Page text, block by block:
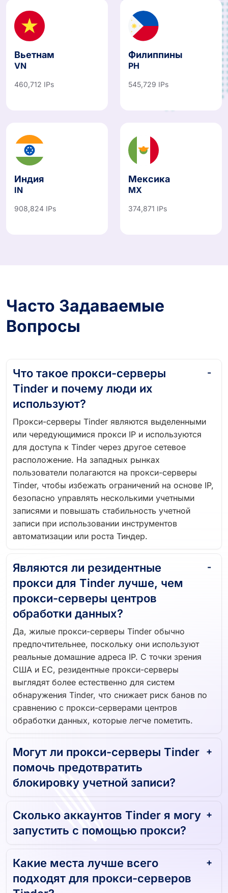
Вьетнам
VN
460,712 IPs
Филиппины
PH
545,729 IPs
Индия
IN
908,824 IPs
Мексика
MX
374,871 IPs
Часто Задаваемые
Вопросы
Что такое прокси-серверы
Tinder и почему люди их
используют?
Прокси-серверы Tinder являются выделенными
или чередующимися прокси IP и используются
для доступа к Tinder через другое сетевое
расположение. На западных рынках
пользователи полагаются на прокси-серверы
Tinder, чтобы избежать ограничений на основе IP,
безопасно управлять несколькими учетными
записями и повышать стабильность учетной
записи при использовании инструментов
автоматизации или роста Тиндер.
Являются ли резидентные
прокси для Tinder лучше, чем
прокси-серверы центров
обработки данных?
Да, жилые прокси-серверы Tinder обычно
предпочтительнее, поскольку они используют
реальные домашние адреса IP. С точки зрения
США и ЕС, резидентные прокси-серверы
выглядят более естественно для систем
обнаружения Tinder, что снижает риск банов по
сравнению с прокси-серверами центров
обработки данных, которые легче пометить.
Могут ли прокси-серверы Tinder
помочь предотвратить
блокировку учетной записи?
Сколько аккаунтов Tinder я могу
запустить с помощью прокси?
Какие места лучше всего
подходят для прокси-серверов